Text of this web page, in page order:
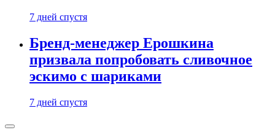
7 дней спустя
Бренд-менеджер Ерошкина
призвала попробовать сливочное
эскимо с шариками
7 дней спустя